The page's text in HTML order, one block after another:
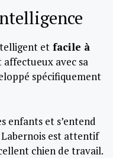
et facile à
avec sa
spécifiquement
enfants et s’entend
Labernois est attentif
chien de travail.